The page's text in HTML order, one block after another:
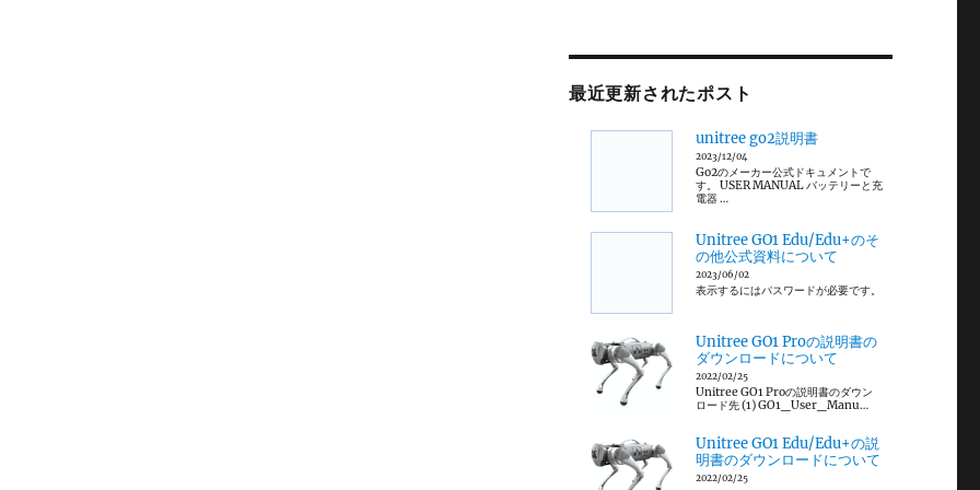
最近更新されたポスト
unitree go2説明書
2023/12/04
Go2のメーカー公式ドキュメントで
す。 USER MANUAL バッテリーと充
電器 …
Unitree GO1 Edu/Edu+のそ
の他公式資料について
2023/06/02
表示するにはパスワードが必要です。
Unitree GO1 Proの説明書の
ダウンロードについて
2022/02/25
Unitree GO1 Proの説明書のダウン
ロード先 (1) GO1_User_Manu…
Unitree GO1 Edu/Edu+の説
明書のダウンロードについて
2022/02/25